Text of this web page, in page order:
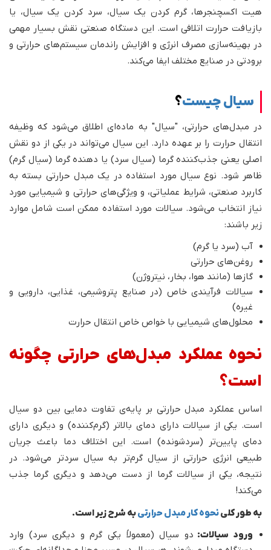
هیت اکسچنجرها، گرم کردن یک سیال، سرد کردن یک سیال، یا
بازیافت حرارت اتلافی است. این دستگاه صنعتی نقش بسیار مهمی
در بهینه‌سازی مصرف انرژی و افزایش راندمان سیستم‌های حرارتی و
برودتی در صنایع مختلف ایفا می‌کند.
سیال چیست؟
در مبدل‌های حرارتی، "سیال" به ماده‌ای اطلاق می‌شود که وظیفه
انتقال حرارت را بر عهده دارد. این سیال می‌تواند در یکی از دو نقش
اصلی یعنی جذب‌کننده گرما (سیال سرد) یا دهنده گرما (سیال گرم)
ظاهر شود. نوع سیال مورد استفاده در یک مبدل حرارتی بسته به
کاربرد صنعتی، شرایط عملیاتی، و ویژگی‌های حرارتی و شیمیایی مورد
نیاز انتخاب می‌شود. سیالات مورد استفاده ممکن است شامل موارد
زیر باشند:
آب (سرد یا گرم)
روغن‌های حرارتی
گازها (مانند هوا، بخار، نیتروژن)
سیالات فرآیندی خاص (در صنایع پتروشیمی، غذایی، دارویی و
غیره)
محلول‌های شیمیایی با خواص خاص انتقال حرارت
نحوه عملکرد مبدل‌های حرارتی چگونه
است؟
اساس عملکرد مبدل‌ حرارتی بر پایه‌ی تفاوت دمایی بین دو سیال
است. یکی از سیالات دارای دمای بالاتر (گرم‌کننده) و دیگری دارای
دمای پایین‌تر (سردشونده) است. این اختلاف دما باعث جریان
طبیعی انرژی حرارتی از سیال گرم‌تر به سیال سردتر می‌شود. در
نتیجه، یکی از سیالات گرما از دست می‌دهد و دیگری گرما جذب
می‌کند!
به طور کلینحوه کار مبدل حرارتیبه شرح زیر است.
ورود سیالات: دو سیال (معمولاً یکی گرم و دیگری سرد) وارد